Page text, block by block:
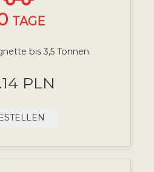
TAGE
bis 3,5 Tonnen
PLN